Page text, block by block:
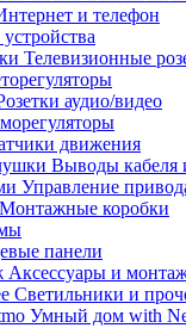
и телефон
Телевизионные
аудио/видео
движения
Выводы кабеля
Управление
Монтажные коробки
панели
Аксессуары и
Светильники и
Умный дом with